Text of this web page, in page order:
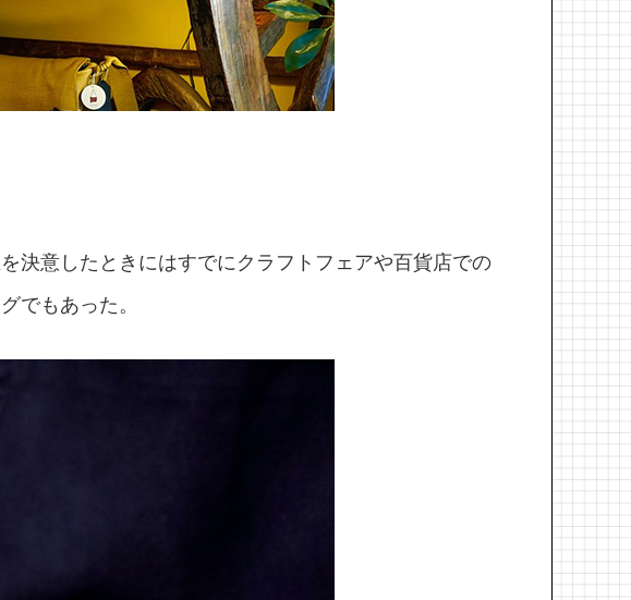
決意したときにはすでにクラフトフェアや百貨店での
でもあった。